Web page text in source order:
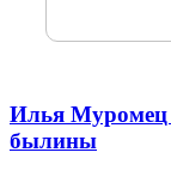
Илья Муромец
былины